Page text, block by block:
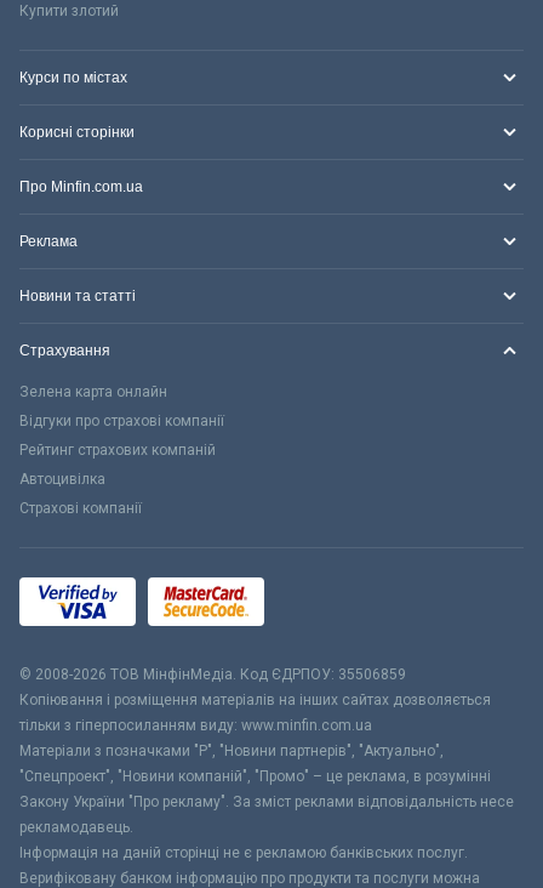
Купити злотий
Курси по містах
Корисні сторінки
Про Minfin.com.ua
Реклама
Новини та статті
Страхування
Зелена карта онлайн
Відгуки про страхові компанії
Рейтинг страхових компаній
Автоцивілка
Страхові компанії
© 2008-2026 ТОВ МiнфiнМедiа. Код ЄДРПОУ: 35506859
Копіювання і розміщення матеріалів на інших сайтах дозволяється
тільки з гіперпосиланням виду: www.minfin.com.ua
Матеріали з позначками "Р", "Новини партнерів", "Актуально",
"Спецпроект", "Новини компаній", "Промо" – це реклама, в розумінні
Закону України "Про рекламу". За зміст реклами відповідальність несе
рекламодавець.
Інформація на даній сторінці не є рекламою банківських послуг.
Верифіковану банком інформацію про продукти та послуги можна